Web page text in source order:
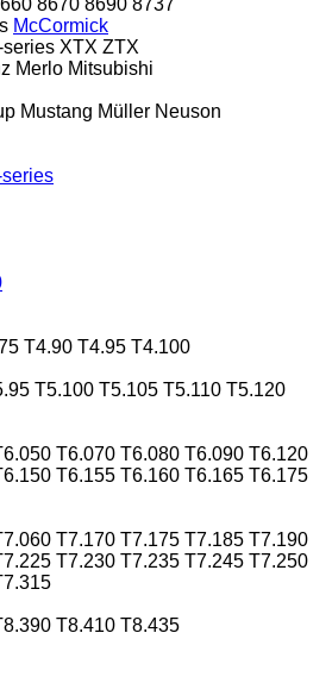
McCormick
series XTX ZTX
Merlo Mitsubishi
Mustang Müller Neuson
T4.90 T4.95 T4.100
T5.100 T5.105 T5.110 T5.120
T6.070 T6.080 T6.090 T6.120
T6.155 T6.160 T6.165 T6.175
T7.170 T7.175 T7.185 T7.190
T7.230 T7.235 T7.245 T7.250
T8.410 T8.435